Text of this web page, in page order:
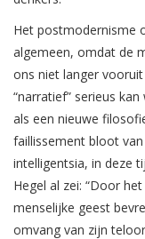
Het postmodernisme
algemeen, omdat de
ons niet langer
“narratief” serieus
als een nieuwe
faillissement bloot
intelligentsia, in deze
Hegel al zei: “Door
menselijke geest
omvang van zijn